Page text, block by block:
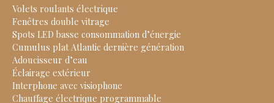
Volets roulants électrique
Fenêtres double vitrage
Spots LED basse consommation d’énergie
Cumulus plat Atlantic dernière génération
Adoucisseur d’eau
Éclairage extérieur
Interphone avec visiophone
Chauffage électrique programmable